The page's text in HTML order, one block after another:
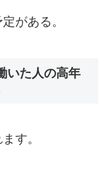
がある。
いた人の高年
す。